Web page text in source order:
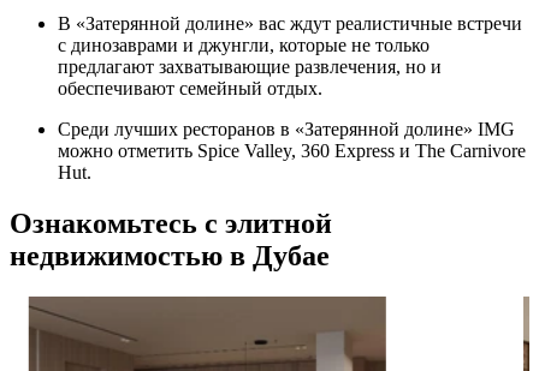
В «Затерянной долине» вас ждут реалистичные встречи
с динозаврами и джунгли, которые не только
предлагают захватывающие развлечения, но и
обеспечивают семейный отдых.
Среди лучших ресторанов в «Затерянной долине» IMG
можно отметить Spice Valley, 360 Express и The Carnivore
Hut.
Ознакомьтесь с элитной
недвижимостью в Дубае